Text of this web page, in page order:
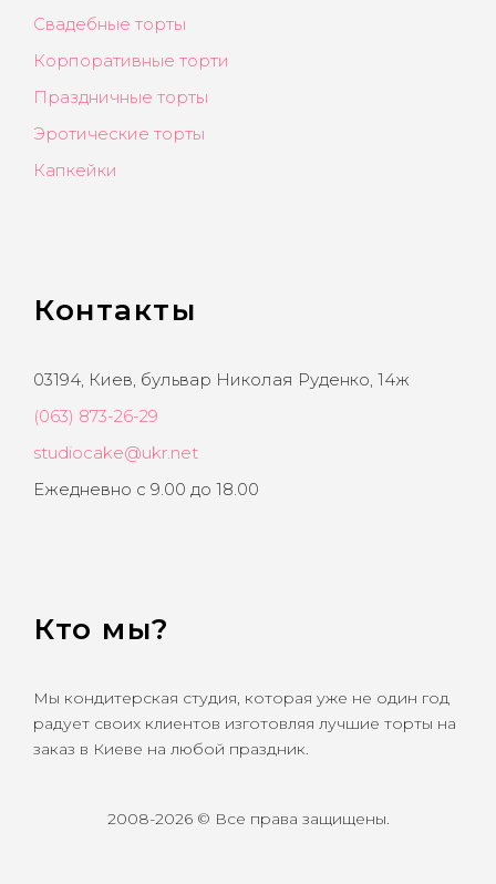
Свадебные торты
Корпоративные торти
Праздничные торты
Эротические торты
Капкейки
Контакты
03194, Киев, бульвар Николая Руденко, 14ж
(063) 873-26-29
studiocake@ukr.net
Ежедневно с 9.00 до 18.00
Кто мы?
Мы кондитерская студия, которая уже не один год
радует своих клиентов изготовляя лучшие торты на
заказ в Киеве на любой праздник.
2008-2026 © Все права защищены.